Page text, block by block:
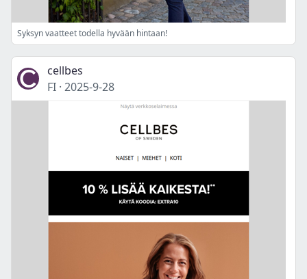
Syksyn vaatteet todella hyvään hintaan!
cellbes
FI · 2025-9-28